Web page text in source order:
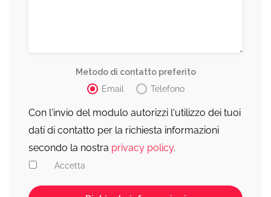
Metodo di contatto preferito
Email
Telefono
Con l'invio del modulo autorizzi l'utilizzo dei tuoi
dati di contatto per la richiesta informazioni
secondo la nostra privacy policy.
Accetta